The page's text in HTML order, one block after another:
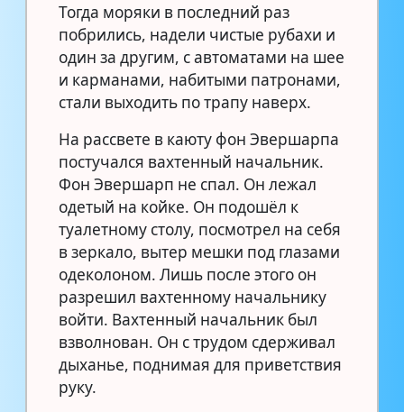
Тогда моряки в последний раз
побрились, надели чистые рубахи и
один за другим, с автоматами на шее
и карманами, набитыми патронами,
стали выходить по трапу наверх.
На рассвете в каюту фон Эвершарпа
постучался вахтенный начальник.
Фон Эвершарп не спал. Он лежал
одетый на койке. Он подошёл к
туалетному столу, посмотрел на себя
в зеркало, вытер мешки под глазами
одеколоном. Лишь после этого он
разрешил вахтенному начальнику
войти. Вахтенный начальник был
взволнован. Он с трудом сдерживал
дыханье, поднимая для приветствия
руку.